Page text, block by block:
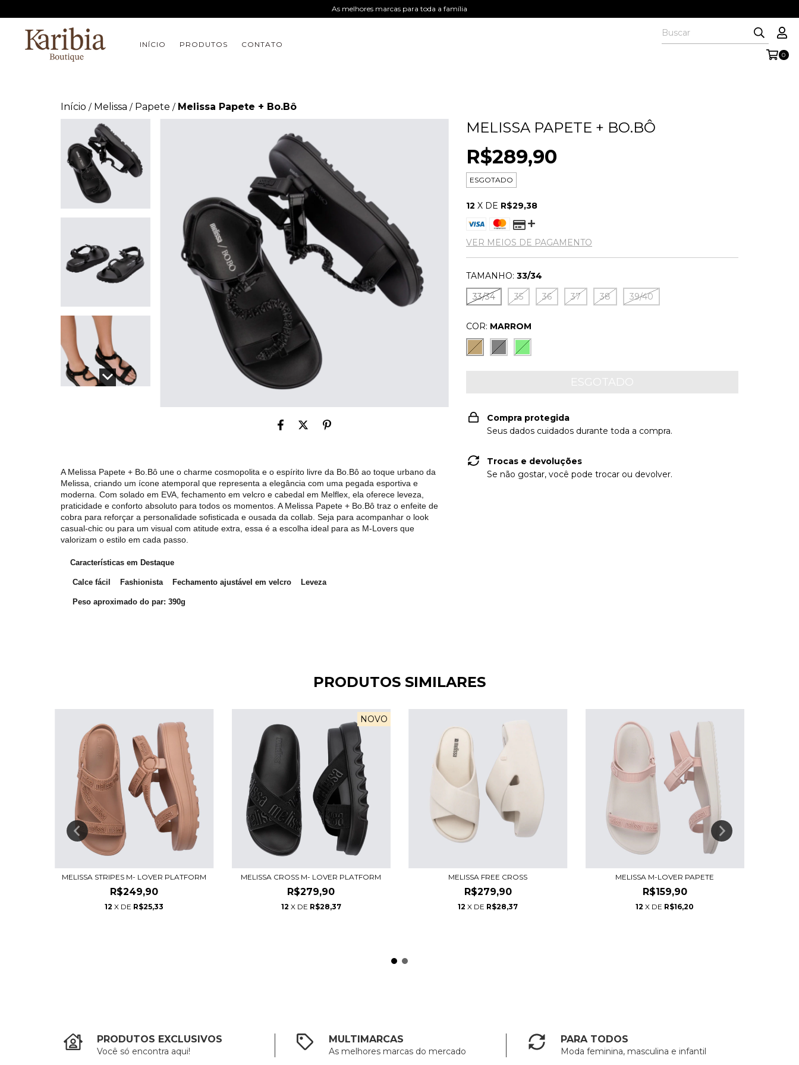
As melhores marcas para toda a família
INÍCIO PRODUTOS CONTATO
0
Início / Melissa / Papete / Melissa Papete + Bo.Bô
A Melissa Papete + Bo.Bô une o charme cosmopolita e o espírito livre da Bo.Bô ao toque urbano da
Melissa, criando um ícone atemporal que representa a elegância com uma pegada esportiva e
moderna. Com solado em EVA, fechamento em velcro e cabedal em Melflex, ela oferece leveza,
praticidade e conforto absoluto para todos os momentos. A Melissa Papete + Bo.Bô traz o enfeite de
cobra para reforçar a personalidade sofisticada e ousada da collab. Seja para acompanhar o look
casual-chic ou para um visual com atitude extra, essa é a escolha ideal para as M-Lovers que
valorizam o estilo em cada passo.
Características em Destaque
Calce fácil Fashionista Fechamento ajustável em velcro Leveza
Peso aproximado do par: 390g
MELISSA PAPETE + BO.BÔ
R$289,90
ESGOTADO
12 X DE R$29,38
VER MEIOS DE PAGAMENTO
TAMANHO: 33/34
33/34
35 36 37 38 39/40
COR: MARROM
Compra protegida
Seus dados cuidados durante toda a compra.
Trocas e devoluções
Se não gostar, você pode trocar ou devolver.
PRODUTOS SIMILARES
MELISSA STRIPES M- LOVER PLATFORM
R$249,90
12 X DE R$25,33
NOVO
MELISSA CROSS M- LOVER PLATFORM
R$279,90
12 X DE R$28,37
MELISSA FREE CROSS
R$279,90
12 X DE R$28,37
MELISSA M-LOVER PAPETE
R$159,90
12 X DE R$16,20
PRODUTOS EXCLUSIVOS
Você só encontra aqui!
MULTIMARCAS
As melhores marcas do mercado
PARA TODOS
Moda feminina, masculina e infantil